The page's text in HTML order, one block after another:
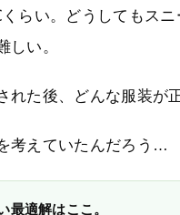
らい。どうしてもス
しい。
れた後、どんな服装が
考えていたんだろう…
最適解はここ。